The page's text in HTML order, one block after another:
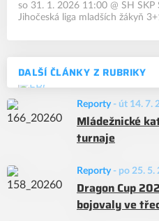
so 31. 1. 2026 11:00 @ SH SKP
Jihočeská liga mladších žákyň
DALŠÍ ČLÁNKY Z RUBRIKY
Reporty - út 14. 7.
Mládežnické
turnaje
Reporty - po 25. 5.
Dragon Cup
bojovaly ve